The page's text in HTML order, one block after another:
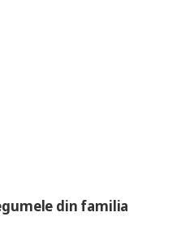
din familia